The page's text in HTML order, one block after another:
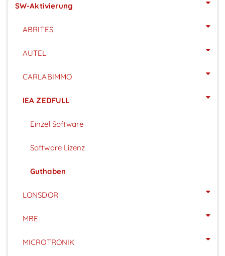
SW-Aktivierung
ABRITES
AUTEL
CARLABIMMO
IEA ZEDFULL
Einzel Software
Software Lizenz
Guthaben
LONSDOR
MBE
MICROTRONIK